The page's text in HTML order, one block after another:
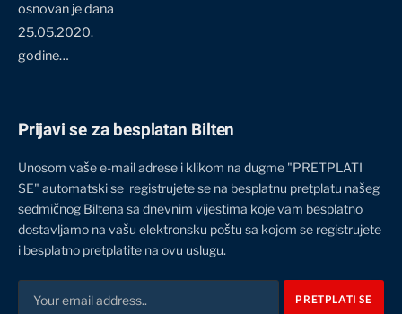
osnovan je dana
25.05.2020.
godine…
Prijavi se za besplatan Bilten
Unosom vaše e-mail adrese i klikom na dugme "PRETPLATI
SE" automatski se registrujete se na besplatnu pretplatu našeg
sedmičnog Biltena sa dnevnim vijestima koje vam besplatno
dostavljamo na vašu elektronsku poštu sa kojom se registrujete
i besplatno pretplatite na ovu uslugu.